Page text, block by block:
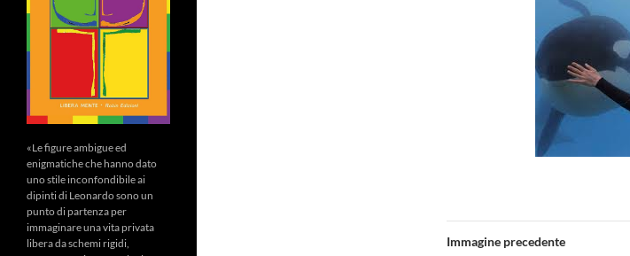
Immagine precedente
«Le figure ambigue ed
enigmatiche che hanno dato
uno stile inconfondibile ai
dipinti di Leonardo sono un
punto di partenza per
immaginare una vita privata
libera da schemi rigidi,